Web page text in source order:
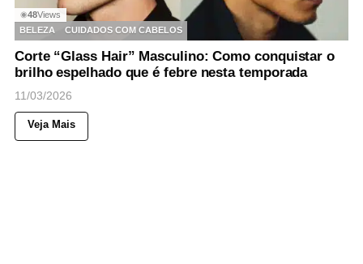
◉48Views
BELEZA
CUIDADOS COM CABELOS
Corte “Glass Hair” Masculino: Como conquistar o
brilho espelhado que é febre nesta temporada
11/03/2026
Veja Mais